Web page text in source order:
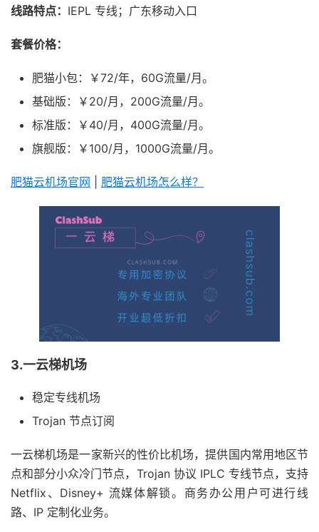
线路特点： IEPL 专线；广东移动入口
套餐价格：
肥猫小包：￥72/年，60G流量/月。
基础版：￥20/月，200G流量/月。
标准版：￥40/月，400G流量/月。
旗舰版：￥100/月，1000G流量/月。
肥猫云机场官网 肥猫云机场怎么样？
3.一云梯机场
稳定专线机场
Trojan 节点订阅
一云梯机场是一家新兴的性价比机场，提供国内常用地区节
点和部分小众冷门节点，Trojan 协议 IPLC 专线节点，支持
Netflix、Disney+ 流媒体解锁。商务办公用户可进行线
路、IP 定制化业务。